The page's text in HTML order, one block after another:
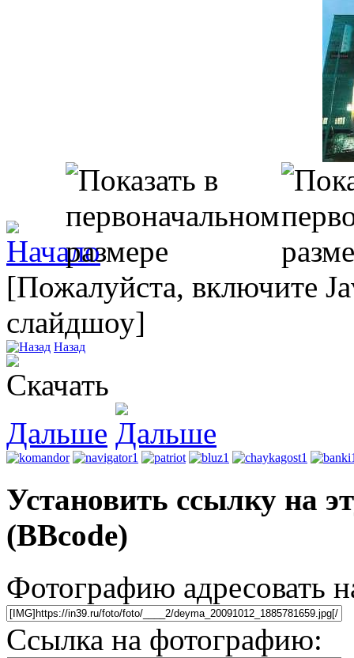
[Пожалуйста, включите
слайдшоу]
Назад
Дальше
Установить ссылку на
(BBcode)
Фотографию адресовать
Ссылка на фотографию: